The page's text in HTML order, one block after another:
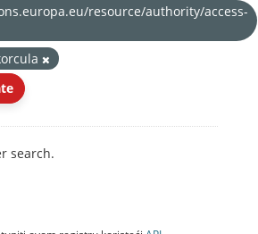
resource/authority/access-
search.